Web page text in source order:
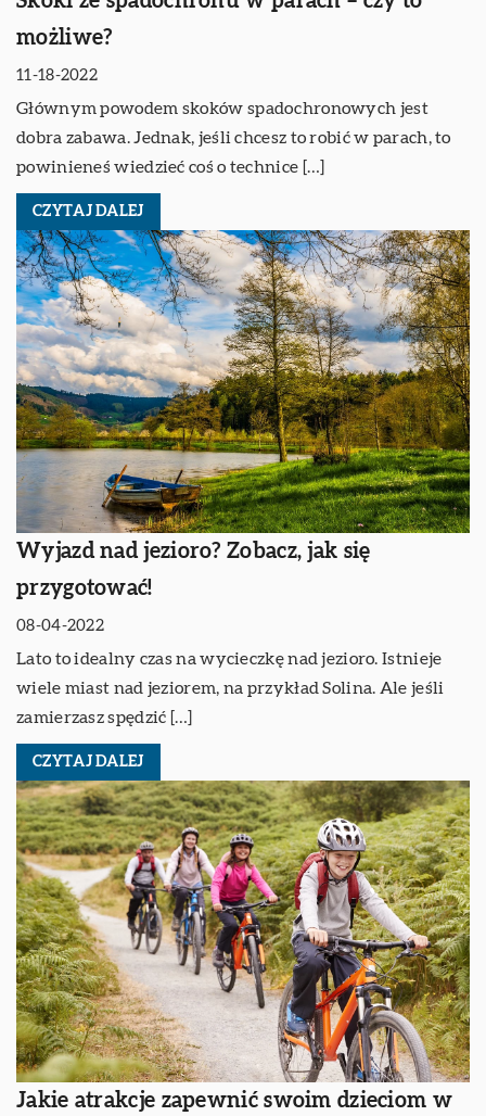
możliwe?
11-18-2022
Głównym powodem skoków spadochronowych jest
dobra zabawa. Jednak, jeśli chcesz to robić w parach, to
powinieneś wiedzieć coś o technice […]
CZYTAJ DALEJ
Wyjazd nad jezioro? Zobacz, jak się
przygotować!
08-04-2022
Lato to idealny czas na wycieczkę nad jezioro. Istnieje
wiele miast nad jeziorem, na przykład Solina. Ale jeśli
zamierzasz spędzić […]
CZYTAJ DALEJ
Jakie atrakcje zapewnić swoim dzieciom w